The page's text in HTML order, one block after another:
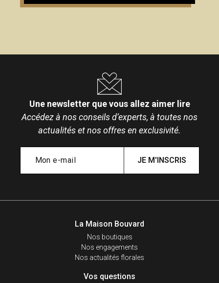
Une newsletter que vous allez aimer lire
Accédez à nos conseils d’experts, à toutes nos
actualités et nos offres en exclusivité.
JE M'INSCRIS
La Maison Bouvard
Nos boutiques
Nos engagements
Nos actualités florales
Vos questions